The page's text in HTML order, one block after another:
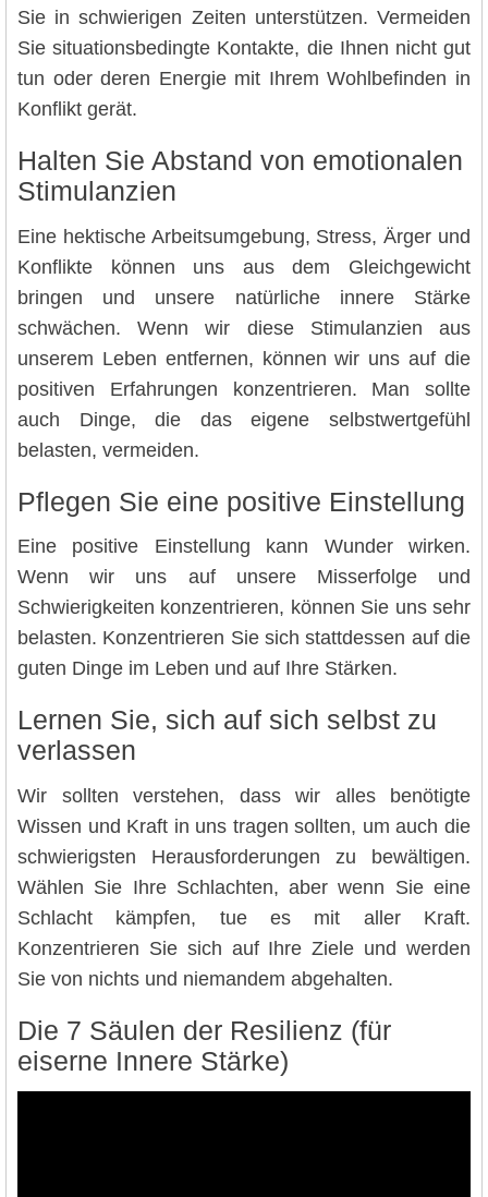
Sie in schwierigen Zeiten unterstützen. Vermeiden
Sie situationsbedingte Kontakte, die Ihnen nicht gut
tun oder deren Energie mit Ihrem Wohlbefinden in
Konflikt gerät.
Halten Sie Abstand von emotionalen
Stimulanzien
Eine hektische Arbeitsumgebung, Stress, Ärger und
Konflikte können uns aus dem Gleichgewicht
bringen und unsere natürliche innere Stärke
schwächen. Wenn wir diese Stimulanzien aus
unserem Leben entfernen, können wir uns auf die
positiven Erfahrungen konzentrieren. Man sollte
auch Dinge, die das eigene selbstwertgefühl
belasten, vermeiden.
Pflegen Sie eine positive Einstellung
Eine positive Einstellung kann Wunder wirken.
Wenn wir uns auf unsere Misserfolge und
Schwierigkeiten konzentrieren, können Sie uns sehr
belasten. Konzentrieren Sie sich stattdessen auf die
guten Dinge im Leben und auf Ihre Stärken.
Lernen Sie, sich auf sich selbst zu
verlassen
Wir sollten verstehen, dass wir alles benötigte
Wissen und Kraft in uns tragen sollten, um auch die
schwierigsten Herausforderungen zu bewältigen.
Wählen Sie Ihre Schlachten, aber wenn Sie eine
Schlacht kämpfen, tue es mit aller Kraft.
Konzentrieren Sie sich auf Ihre Ziele und werden
Sie von nichts und niemandem abgehalten.
Die 7 Säulen der Resilienz (für
eiserne Innere Stärke)